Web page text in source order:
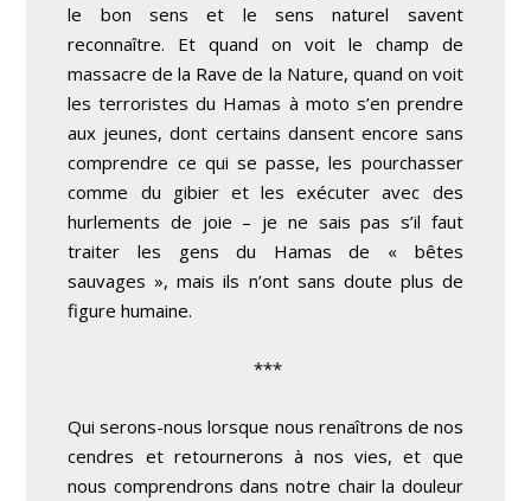
le bon sens et le sens naturel savent
reconnaître. Et quand on voit le champ de
massacre de la Rave de la Nature, quand on voit
les terroristes du Hamas à moto s’en prendre
aux jeunes, dont certains dansent encore sans
comprendre ce qui se passe, les pourchasser
comme du gibier et les exécuter avec des
hurlements de joie – je ne sais pas s’il faut
traiter les gens du Hamas de « bêtes
sauvages », mais ils n’ont sans doute plus de
figure humaine.
***
Qui serons-nous lorsque nous renaîtrons de nos
cendres et retournerons à nos vies, et que
nous comprendrons dans notre chair la douleur